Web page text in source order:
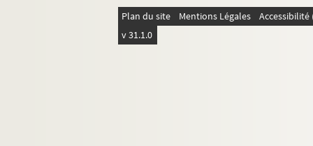
Plan du site Mentions Légales
v 31.1.0